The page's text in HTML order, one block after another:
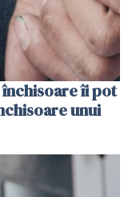
îi pot
unui